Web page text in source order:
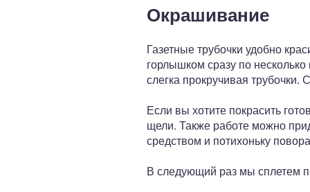
Окрашивание
Газетные трубочки удобно
горлышком сразу по
слегка прокручивая
Если вы хотите покрасить
щели. Также работе можно
средством и потихоньку
В следующий раз мы сплетем